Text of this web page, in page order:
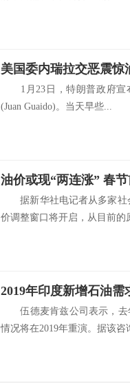
美国委内瑞拉交恶震
1月23日，特朗普政府宣
(Juan Guaido)。当天早些...
油价或现“两连涨” 春
据新华社电记者从多家社
价调整窗口将开启，从目前的
2019年印度新增石油需
伍德麦肯兹公司表示，去
情况将在2019年重演。据该咨